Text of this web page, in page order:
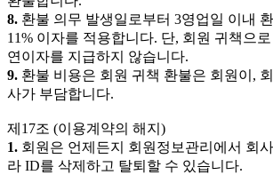
8. 환불 의무 발생일로부터 3영업일 이내
11% 이자를 적용합니다. 단, 회원 귀책으
연이자를 지급하지 않습니다.
9. 환불 비용은 회원 귀책 환불은 회원이,
사가 부담합니다.
제17조 (이용계약의 해지)
1. 회원은 언제든지 회원정보관리에서 회
라 ID를 삭제하고 탈퇴할 수 있습니다.